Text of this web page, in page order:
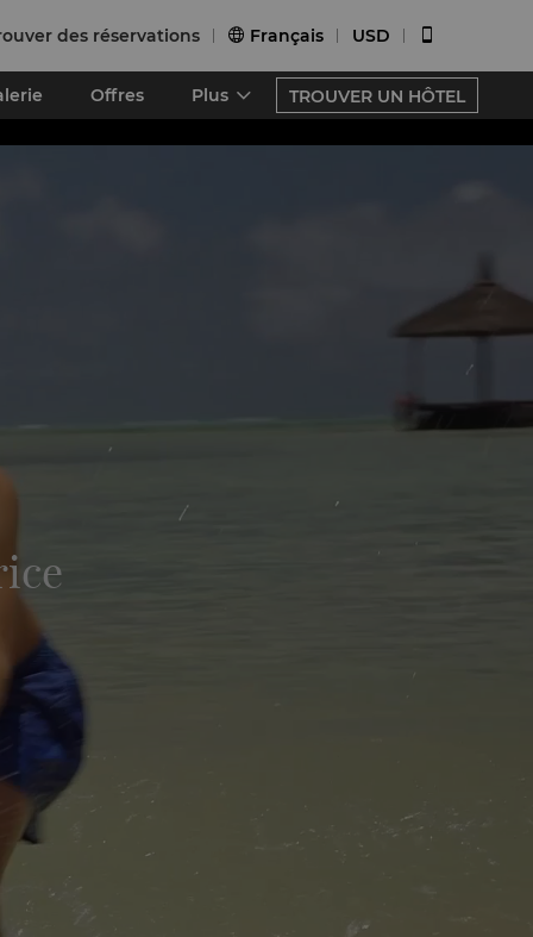
des réservations  Français USD
Offres Plus TROUVER UN HÔTEL